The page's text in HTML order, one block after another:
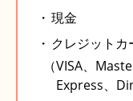
現金
クレジットカ
（VISA、
Express、